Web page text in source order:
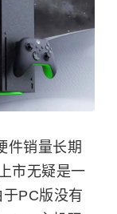
件销量长期
市无疑是一
PC版没有